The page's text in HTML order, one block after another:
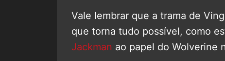
Vale lembrar que a trama de
que torna tudo possível, como
Jackman ao papel do Wolverine